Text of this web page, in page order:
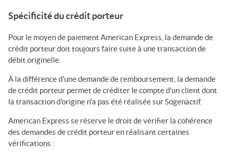
Spécificité du crédit porteur
Pour le moyen de paiement American Express, la demande de
crédit porteur doit toujours faire suite à une transaction de
débit originelle.
À la différence d'une demande de remboursement, la demande
de crédit porteur permet de créditer le compte d'un client dont
la transaction d'origine n'a pas été réalisée surSogenactif.
American Express se réserve le droit de vérifier la cohérence
des demandes de crédit porteur en réalisant certaines
vérifications :